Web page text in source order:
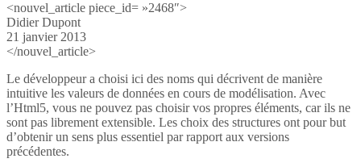
<nouvel_article piece_id= »2468″>
Didier Dupont
21 janvier 2013
</nouvel_article>
Le développeur a choisi ici des noms qui décrivent de manière
intuitive les valeurs de données en cours de modélisation. Avec
l’Html5, vous ne pouvez pas choisir vos propres éléments, car ils ne
sont pas librement extensible. Les choix des structures ont pour but
d’obtenir un sens plus essentiel par rapport aux versions
précédentes.